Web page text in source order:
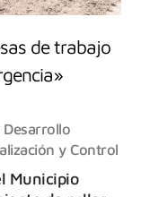
de trabajo
Desarrollo
y Control
Municipio